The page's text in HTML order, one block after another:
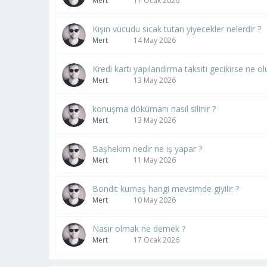
Kışın vücudu sıcak tutan yiyecekler nelerdir ?
Mert 14 May 2026
Kredi kartı yapılandırma taksiti gecikirse ne
Mert 13 May 2026
konuşma dökümanı nasıl silinir ?
Mert 13 May 2026
Başhekim nedir ne iş yapar ?
Mert 11 May 2026
Bondit kumaş hangi mevsimde giyilir ?
Mert 10 May 2026
Nasır olmak ne demek ?
Mert 17 Ocak 2026